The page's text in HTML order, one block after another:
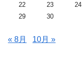
22
23 24
29
30
« 8月 10月 »